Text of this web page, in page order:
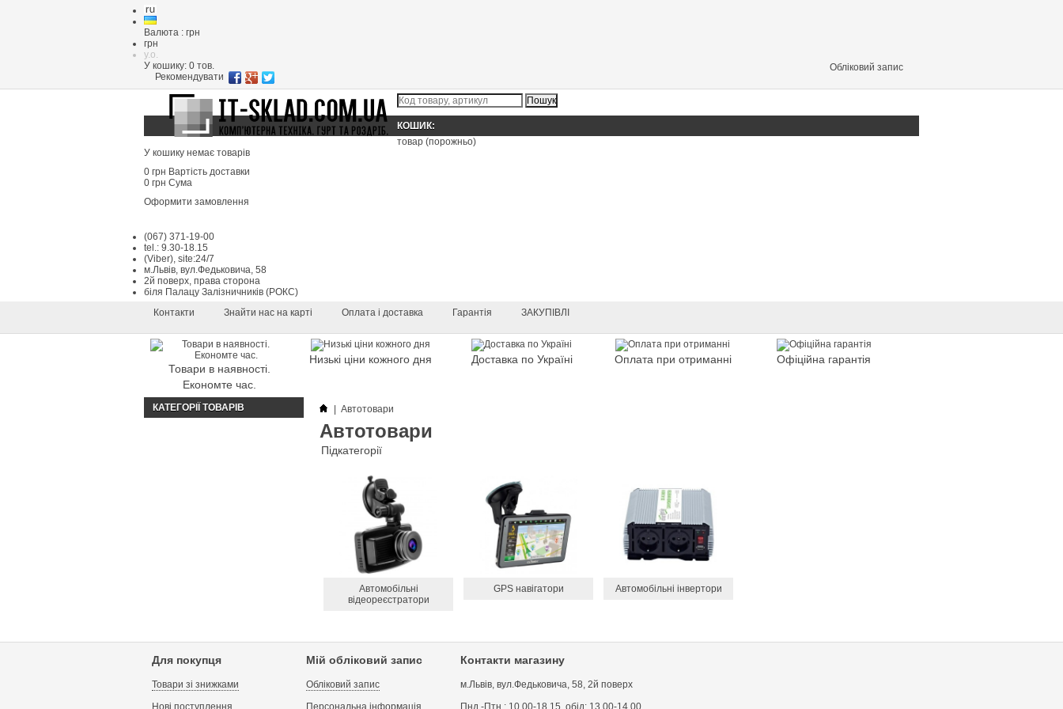
Валюта : грн
грн
y.o.
Обліковий запис
У кошику: 0 тов.
Рекомендувати
КОШИК:
товар (порожньо)
У кошику немає товарів
0 грн Вартість доставки
0 грн Сума
Оформити замовлення
(067) 371-19-00
tel.: 9.30-18.15
(Viber), site:24/7
м.Львів, вул.Федьковича, 58
2й поверх, права сторона
біля Палацу Залізничників (РОКС)
Контакти
Знайти нас на карті Оплата і доставка Гарантія ЗАКУПІВЛІ
Товари в наявності.
Економте час.
Низькі ціни кожного дня Доставка по Україні Оплата при отриманні Офіційна гарантія
КАТЕГОРІЇ ТОВАРІВ Автотовари
Автотовари
Підкатегорії
Автомобільні
відеореєстратори
GPS навігатори Автомобільні інвертори
Для покупця
Товари зі знижками
Нові поступлення
Мій обліковий запис
Обліковий запис
Персональна інформація
Контакти магазину
м.Львів, вул.Федьковича, 58, 2й поверх
Пнд.-Птн.: 10.00-18.15, обід: 13.00-14.00